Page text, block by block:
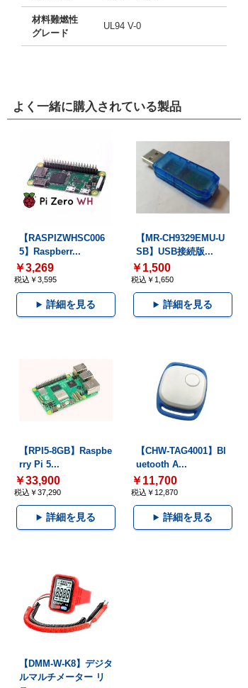
材料難燃性
グレード
UL94 V-0
よく一緒に購入されている製品
【RASPIZWHSC006
5】Raspberr...
￥3,269
税込￥3,595
詳細を見る
【MR-CH9329EMU-U
SB】USB接続版...
￥1,500
税込￥1,650
詳細を見る
【RPI5-8GB】Raspbe
rry Pi 5...
￥33,900
税込￥37,290
詳細を見る
【CHW-TAG4001】Bl
uetooth A...
￥11,700
税込￥12,870
詳細を見る
【DMM-W-K8】デジタ
ルマルチメーター リ